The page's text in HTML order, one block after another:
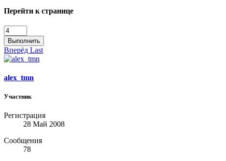
Перейти к странице
Выполнить
Вперёд Last
alex_tmn
Участник
Регистрация
28 Май 2008
Сообщения
78